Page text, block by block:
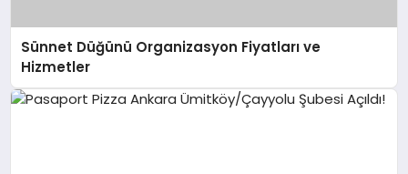
Sünnet Düğünü Organizasyon Fiyatları ve
Hizmetler